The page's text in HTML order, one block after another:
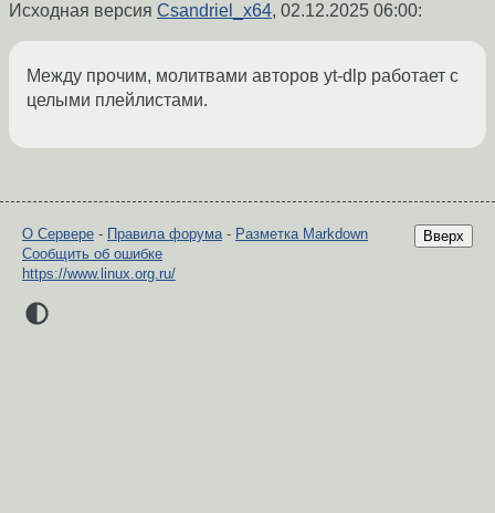
Исходная версия Csandriel_x64, 02.12.2025 06:00:
Между прочим, молитвами авторов yt-dlp работает с
целыми плейлистами.
Вверх
О Сервере - Правила форума- Разметка Markdown
Сообщить об ошибке
https://www.linux.org.ru/